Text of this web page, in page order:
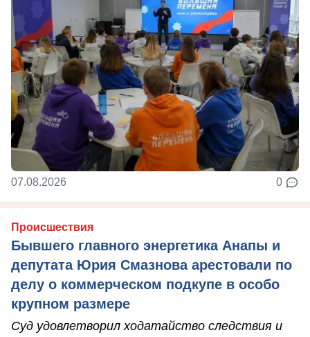
07.08.2026 0
Происшествия
Бывшего главного энергетика Анапы и
депутата Юрия Смазнова арестовали по
делу о коммерческом подкупе в особо
крупном размере
Суд удовлетворил ходатайство следствия и